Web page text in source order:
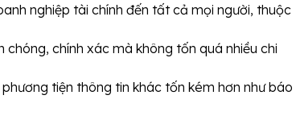
nghiệp tài chính đến tất cả mọi người, thuộc
chính xác mà không tốn quá nhiều chi
tiện thông tin khác tốn kém hơn như báo